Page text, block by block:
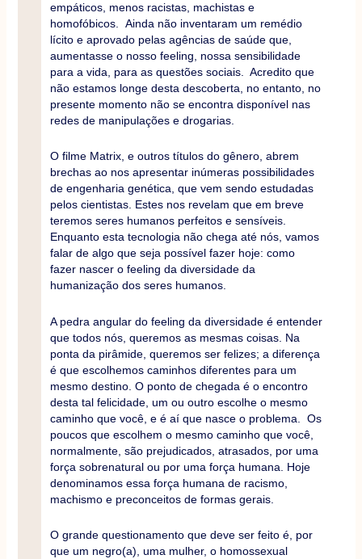
empáticos, menos racistas, machistas e
homofóbicos. Ainda não inventaram um remédio
lícito e aprovado pelas agências de saúde que,
aumentasse o nosso feeling, nossa sensibilidade
para a vida, para as questões sociais. Acredito que
não estamos longe desta descoberta, no entanto, no
presente momento não se encontra disponível nas
redes de manipulações e drogarias.
O filme Matrix, e outros títulos do gênero, abrem
brechas ao nos apresentar inúmeras possibilidades
de engenharia genética, que vem sendo estudadas
pelos cientistas. Estes nos revelam que em breve
teremos seres humanos perfeitos e sensíveis.
Enquanto esta tecnologia não chega até nós, vamos
falar de algo que seja possível fazer hoje: como
fazer nascer o feeling da diversidade da
humanização dos seres humanos.
A pedra angular do feeling da diversidade é entender
que todos nós, queremos as mesmas coisas. Na
ponta da pirâmide, queremos ser felizes; a diferença
é que escolhemos caminhos diferentes para um
mesmo destino. O ponto de chegada é o encontro
desta tal felicidade, um ou outro escolhe o mesmo
caminho que você, e é aí que nasce o problema. Os
poucos que escolhem o mesmo caminho que você,
normalmente, são prejudicados, atrasados, por uma
força sobrenatural ou por uma força humana. Hoje
denominamos essa força humana de racismo,
machismo e preconceitos de formas gerais.
O grande questionamento que deve ser feito é, por
que um negro(a), uma mulher, o homossexual